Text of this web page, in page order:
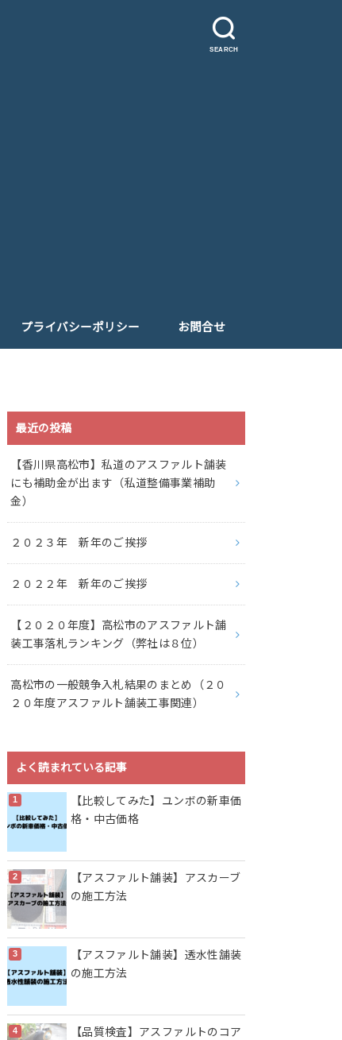
SEARCH
プライバシーポリシー お問合せ
最近の投稿
【香川県高松市】私道のアスファルト舗装
にも補助金が出ます（私道整備事業補助
金）
２０２３年 新年のご挨拶
２０２２年 新年のご挨拶
【２０２０年度】高松市のアスファルト舗
装工事落札ランキング（弊社は８位）
高松市の一般競争入札結果のまとめ（２０
２０年度アスファルト舗装工事関連）
よく読まれている記事
【比較してみた】ユンボの新車価
格・中古価格
【アスファルト舗装】アスカーブ
の施工方法
【アスファルト舗装】透水性舗装
の施工方法
【品質検査】アスファルトのコア